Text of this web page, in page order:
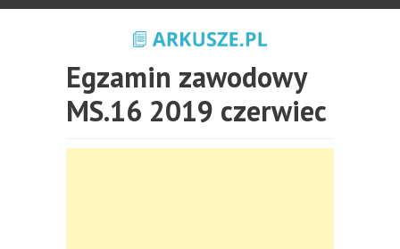
Egzamin zawodowy
MS.16 2019 czerwiec